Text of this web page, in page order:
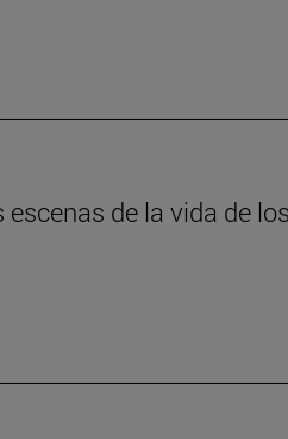
de la vida de